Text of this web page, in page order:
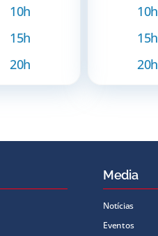
10h
15h
20h
10h
15h
20h
Media
Notícias
Eventos